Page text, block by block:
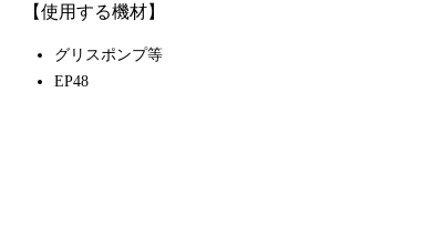
【使用する機材】
グリスポンプ等
EP48